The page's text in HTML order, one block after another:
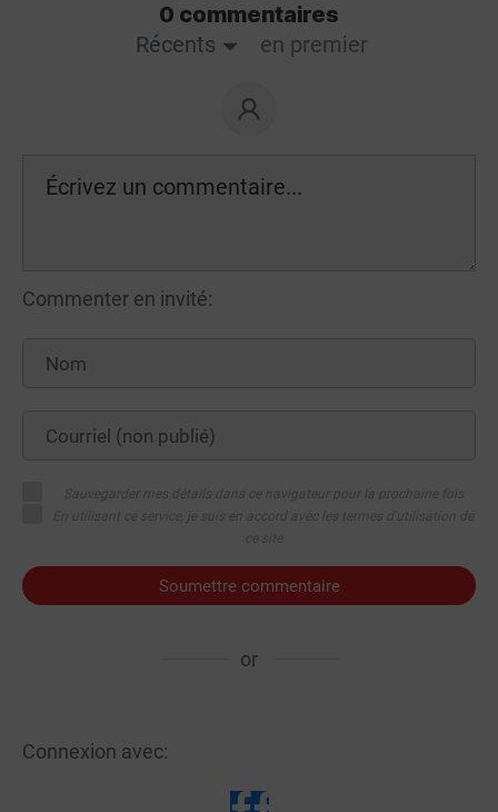
0 commentaires
Récents
en premier
Commenter en invité:
Soumettre commentaire
or
Connexion avec: